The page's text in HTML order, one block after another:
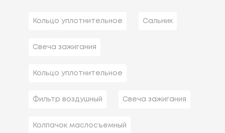
Кольцо уплотнительное Сальник
Свеча зажигания
Кольцо уплотнительное
Фильтр воздушный Свеча зажигания
Колпачок маслосъемный